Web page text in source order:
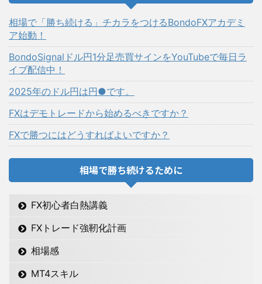
相場で「勝ち続ける」チカラをつけるBondoFXアカデミ
ア始動！
BondoSignalドル円1分足売買サインをYouTubeで毎日ラ
イブ配信中！
2025年のドル円は円●です。
FXはデモトレードから始めるべきですか？
FXで勝つにはどうすればよいですか？
相場で勝ち続けるために
FX初心者白熱講義
FXトレード強靭化計画
相場感
MT4スキル